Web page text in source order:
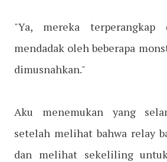
"Ya, mereka terperangkap
mendadak oleh beberapa
dimusnahkan."
Aku menemukan yang
setelah melihat bahwa relay
dan melihat sekeliling